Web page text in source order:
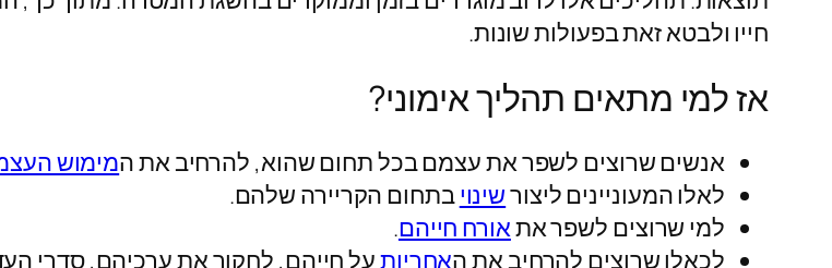
חייו ולבטא זאת בפעולות שונות.
אז למי מתאים תהליך אימוני?
אנשים שרוצים לשפר את עצמם בכל תחום שהוא, להרחיב את המימוש
לאלו המעוניינים ליצורשינויבתחום הקריירה שלהם.
למי שרוצים לשפר אתאורח חייהם.
לכאלו שרוצים להרחיב את האחריותעל חייהם, לחקור את ערכיהם, סדרי